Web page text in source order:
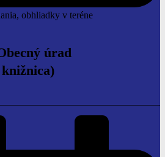
obhliadky v teréne
úrad